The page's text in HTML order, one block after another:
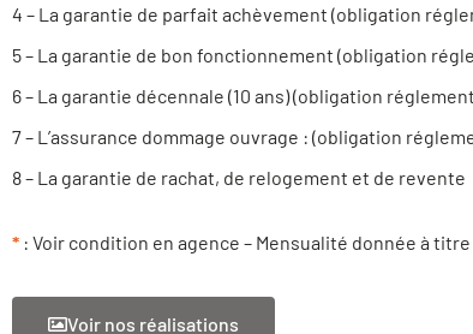
4 – La garantie de parfait achèvement (obligation
5 – La garantie de bon fonctionnement (obligation
6 – La garantie décennale (10 ans) (obligation
7 – L’assurance dommage ouvrage : (obligation
8 – La garantie de rachat, de relogement et de revente
* : Voir condition en agence – Mensualité donnée à
Voir nos réalisations